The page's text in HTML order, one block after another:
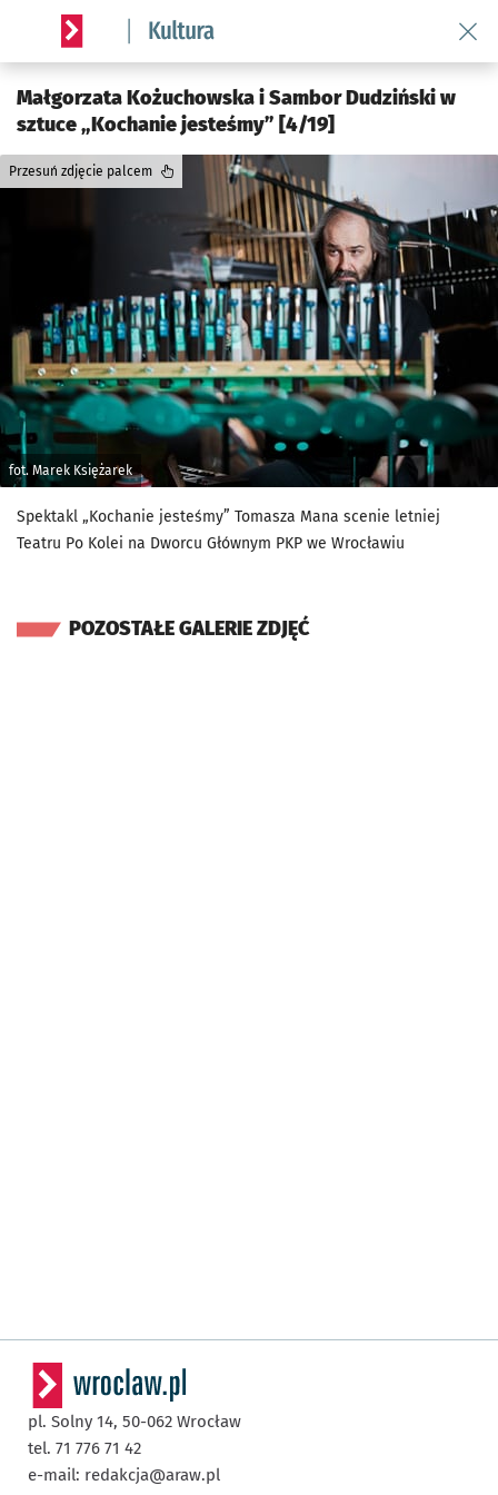
Serwis informacyjny wroclaw.pl podserwis: Kultura
Małgorzata Kożuchowska i Sambor Dudziński w
sztuce „Kochanie jesteśmy” [4/19]
fot. Marek Księżarek
Przesuń zdjęcie palcem
Spektakl „Kochanie jesteśmy” Tomasza Mana scenie letniej
Teatru Po Kolei na Dworcu Głównym PKP we Wrocławiu
POZOSTAŁE GALERIE ZDJĘĆ
pl. Solny 14, 50-062 Wrocław
tel. 71 776 71 42
e-mail: redakcja@araw.pl